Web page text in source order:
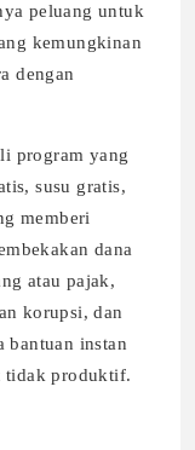
peluang untuk
kemungkinan
dengan
program yang
susu gratis,
memberi
dana
atau pajak,
korupsi, dan
bantuan instan
tidak produktif.